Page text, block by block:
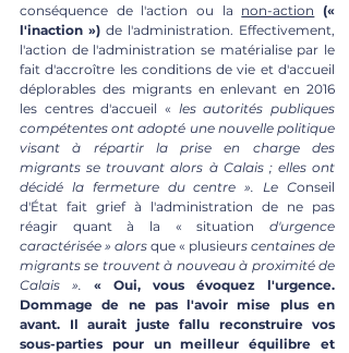
conséquence de l'action ou la non-action
(«
l'inaction ») de l'administration. Effectivement,
l'action de l'administration se matérialise par le
fait d'accroître les conditions de vie et d'accueil
déplorables des migrants en enlevant en 2016
les centres d'accueil « les autorités publiques
compétentes ont adopté une nouvelle politique
visant à répartir la prise en charge des
migrants se trouvant alors à Calais ; elles ont
décidé la fermeture du centre ». Le Conseil
d'État fait grief à l'administration de ne pas
réagir quant à la « situation d'urgence
caractérisée » alors que « plusieurs centaines de
migrants se trouvent à nouveau à proximité de
Calais ». « Oui, vous évoquez l'urgence.
Dommage de ne pas l'avoir mise plus en
avant. Il aurait juste fallu reconstruire vos
sous-parties pour un meilleur équilibre et